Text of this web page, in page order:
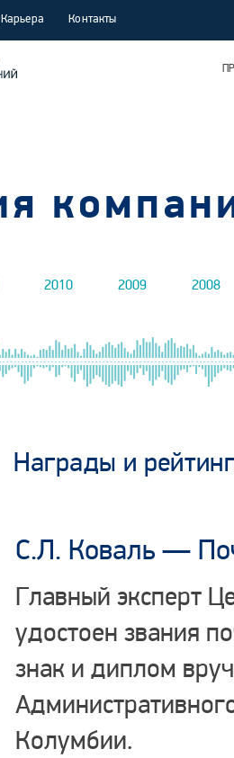
Карьера Контакты
2010 2009 2008
Награды и
С.Л. Коваль —
Главный эксперт
удостоен звания
знак и диплом
Колумбии.